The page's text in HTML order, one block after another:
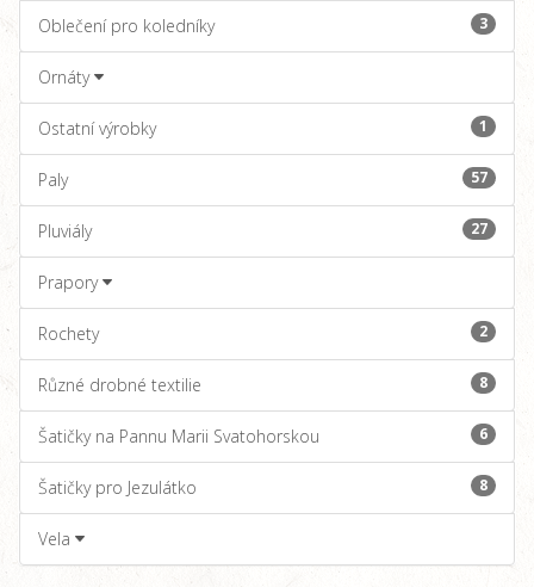
Oblečení pro koledníky 3
Ornáty
Ostatní výrobky 1
Paly 57
Pluviály 27
Prapory
Rochety 2
Různé drobné textilie 8
Šatičky na Pannu Marii Svatohorskou 6
Šatičky pro Jezulátko 8
Vela